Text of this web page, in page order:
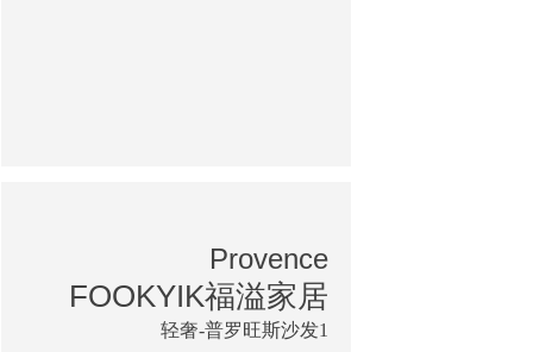
Provence
FOOKYIK福溢家居
轻奢-普罗旺斯沙发1